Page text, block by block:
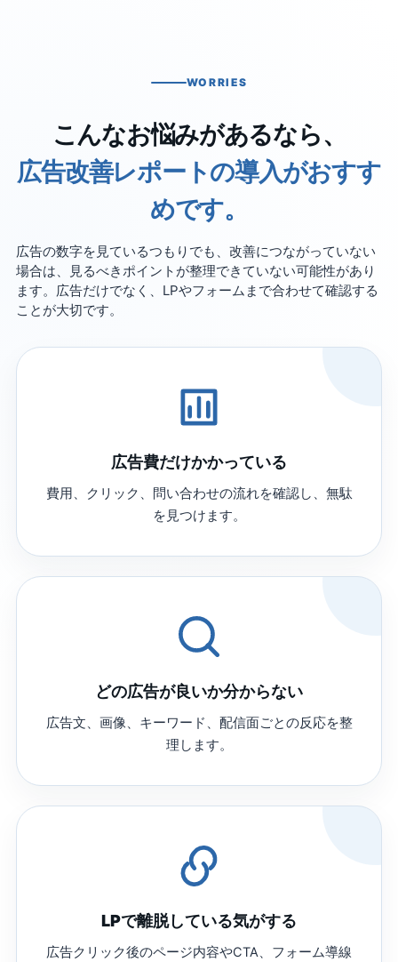
WORRIES
こんなお悩みがあるなら、
広告改善レポートの導入がおすす
めです。
広告の数字を見ているつもりでも、改善につながっていない
場合は、見るべきポイントが整理できていない可能性があり
ます。広告だけでなく、LPやフォームまで合わせて確認する
ことが大切です。
広告費だけかかっている
費用、クリック、問い合わせの流れを確認し、無駄
を見つけます。
どの広告が良いか分からない
広告文、画像、キーワード、配信面ごとの反応を整
理します。
LPで離脱している気がする
広告クリック後のページ内容やCTA、フォーム導線